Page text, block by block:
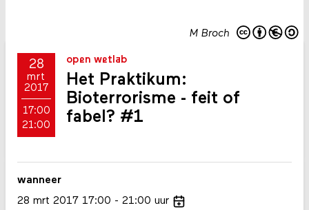
M Broch
28
mrt
2017
17:00
21:00
open wetlab
Het Praktikum:
Bioterrorisme - feit of
fabel? #1
wanneer
28 mrt 2017 17:00 21:00 uur